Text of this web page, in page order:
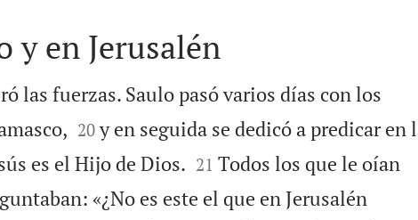
y en Jerusalén
las fuerzas. Saulo pasó varios días con los


20 y en seguida se dedicó a predicar en
es el Hijo de Dios.
21 Todos los que le oían
«¿No es este el que en Jerusalén